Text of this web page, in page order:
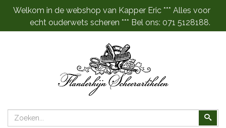
Welkom in de webshop van Kapper Eric *** Alles voor
echt ouderwets scheren *** Bel ons: 071 5128188.
Zoeken